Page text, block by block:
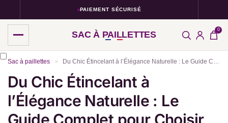
PAIEMENT SÉCURISÉ
SAC À PAILLETTES 0
Sac à paillettes » Du Chic Étincelant à l’Élégance Naturelle : Le Guide Complet pour Choisir Votre Sac Idéal
Du Chic Étincelant à
l’Élégance Naturelle : Le